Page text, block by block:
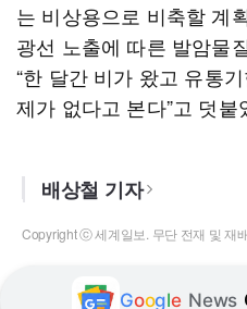
는 비상용으로 비축할 계
광선 노출에 따른 발암물
“한 달간 비가 왔고 유통
제가 없다고 본다”고 덧붙
배상철 기자
Copyright ⓒ 세계일보. 무단 전재 및 재
Google News